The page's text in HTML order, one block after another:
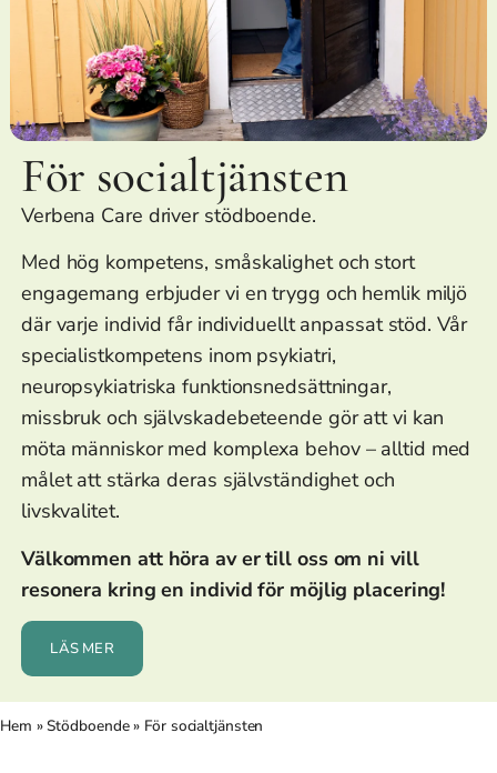
För socialtjänsten
Verbena Care driver stödboende.
Med hög kompetens, småskalighet och stort
engagemang erbjuder vi en trygg och hemlik miljö
där varje individ får individuellt anpassat stöd. Vår
specialistkompetens inom psykiatri,
neuropsykiatriska funktionsnedsättningar,
missbruk och självskadebeteende gör att vi kan
möta människor med komplexa behov – alltid med
målet att stärka deras självständighet och
livskvalitet.
Välkommen att höra av er till oss om ni vill
resonera kring en individ för möjlig placering!
LÄS MER
Hem »Stödboende» För socialtjänsten